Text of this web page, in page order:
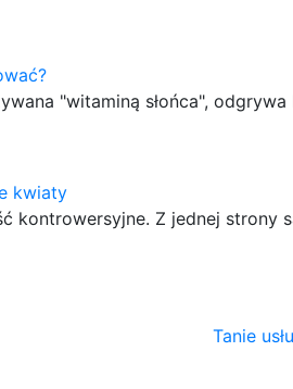
"witaminą słońca",
kwiaty
kontrowersyjne. Z jednej strony
Tanie